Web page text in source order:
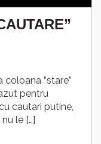
”stare”
pentru
cautari putine,
le […]